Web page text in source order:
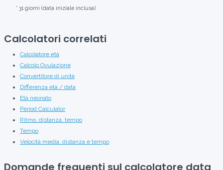
* 31 giorni (data iniziale inclusa)
Calcolatori correlati
Calcolatore età
Calcolo Ovulazione
Convertitore di unità
Differenza età / data
Età neonato
Period Calculator
Ritmo, distanza, tempo
Tempo
Velocità media, distanza e tempo
Domande frequenti sul calcolatore data